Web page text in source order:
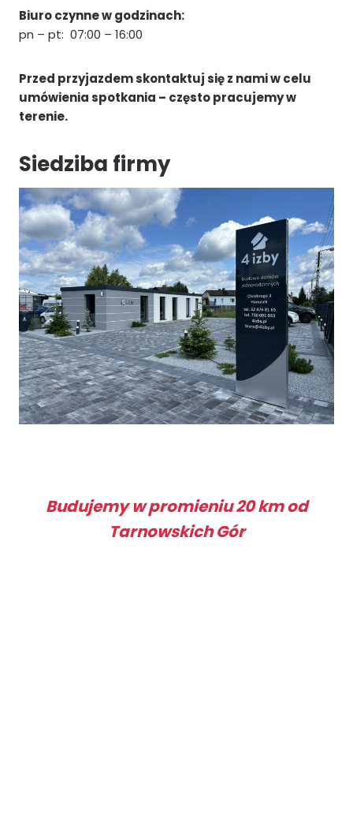
Biuro czynne w godzinach:
pn – pt: 07:00 – 16:00
Przed przyjazdem skontaktuj się z nami w celu
umówienia spotkania – często pracujemy w
terenie.
Siedziba firmy
Budujemy w promieniu 20 km od
Tarnowskich Gór